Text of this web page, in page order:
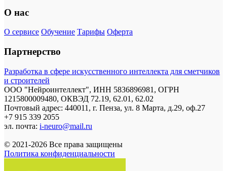
О нас
О сервисе Обучение Тарифы Оферта
Партнерство
Разработка в сфере искусственного интеллекта для сметчиков
и строителей
ООО "Нейроинтеллект", ИНН 5836896981, ОГРН
1215800009480, ОКВЭД 72.19, 62.01, 62.02
Почтовый адрес: 440011, г. Пенза, ул. 8 Марта, д.29, оф.27
+7 915 339 2055
эл. почта: i-neuro@mail.ru
© 2021-2026 Все права защищены
Политика конфиденциальности